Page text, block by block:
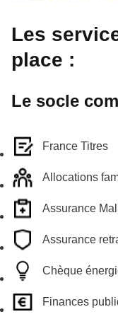
Les
place :
Le socle
France Titres
Allocations
Assurance
Assurance
Chèque
Finances